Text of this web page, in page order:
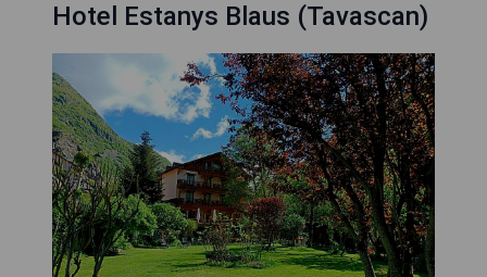
Hotel Estanys Blaus (Tavascan)